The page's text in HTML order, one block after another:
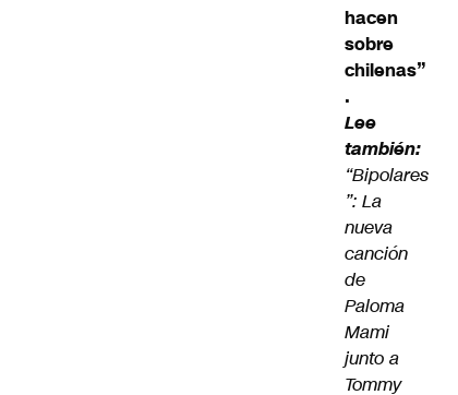
hacen
sobre
chilenas”
.
Lee
también:
“Bipolares
”: La
nueva
canción
de
Paloma
Mami
junto a
Tommy